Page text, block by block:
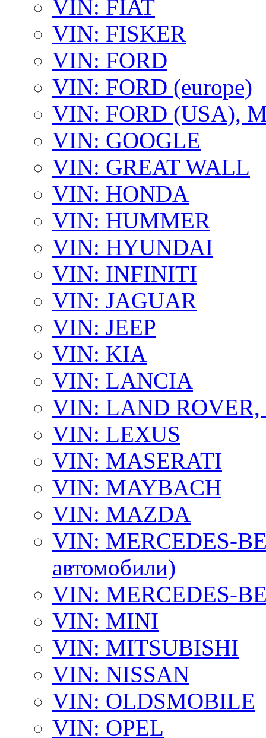
VIN: FIAT
VIN: FISKER
VIN: FORD
VIN: FORD (europe)
VIN: FORD (USA),
VIN: GOOGLE
VIN: GREAT WALL
VIN: HONDA
VIN: HUMMER
VIN: HYUNDAI
VIN: INFINITI
VIN: JAGUAR
VIN: JEEP
VIN: KIA
VIN: LANCIA
VIN: LAND ROVER,
VIN: LEXUS
VIN: MASERATI
VIN: MAYBACH
VIN: MAZDA
VIN: MERCEDES-
автомобили)
VIN: MERCEDES-
VIN: MINI
VIN: MITSUBISHI
VIN: NISSAN
VIN: OLDSMOBILE
VIN: OPEL